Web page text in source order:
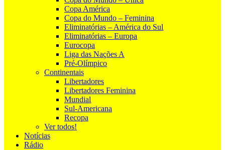
Copa América
Copa do Mundo – Feminina
Eliminatórias – América do Sul
Eliminatórias – Europa
Eurocopa
Liga das Nações A
Pré-Olímpico
Continentais
Libertadores
Libertadores Feminina
Mundial
Sul-Americana
Recopa
Ver todos!
Notícias
Rádio